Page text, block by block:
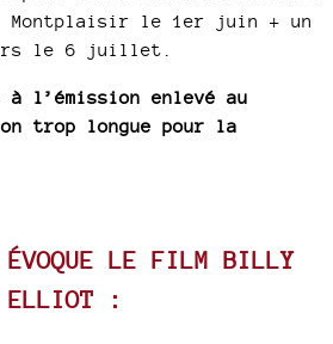
Montplaisir le 1er juin + un
le 6 juillet.
à l’émission enlevé au
trop longue pour la
ÉVOQUE LE FILM BILLY
ELLIOT :